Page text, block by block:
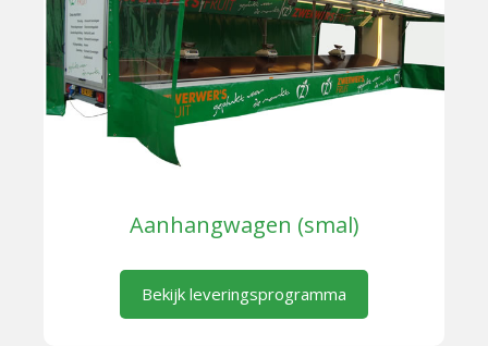
Aanhangwagen (smal)
Bekijk leveringsprogramma